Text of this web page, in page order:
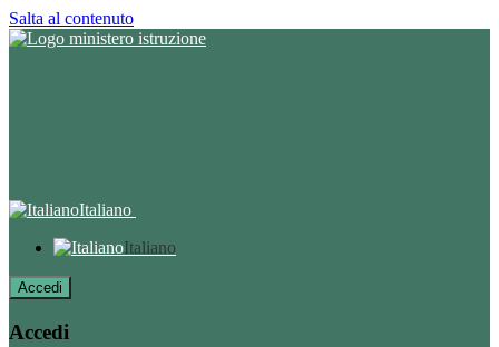
Salta al contenuto
Italiano
Italiano
Accedi
Accedi